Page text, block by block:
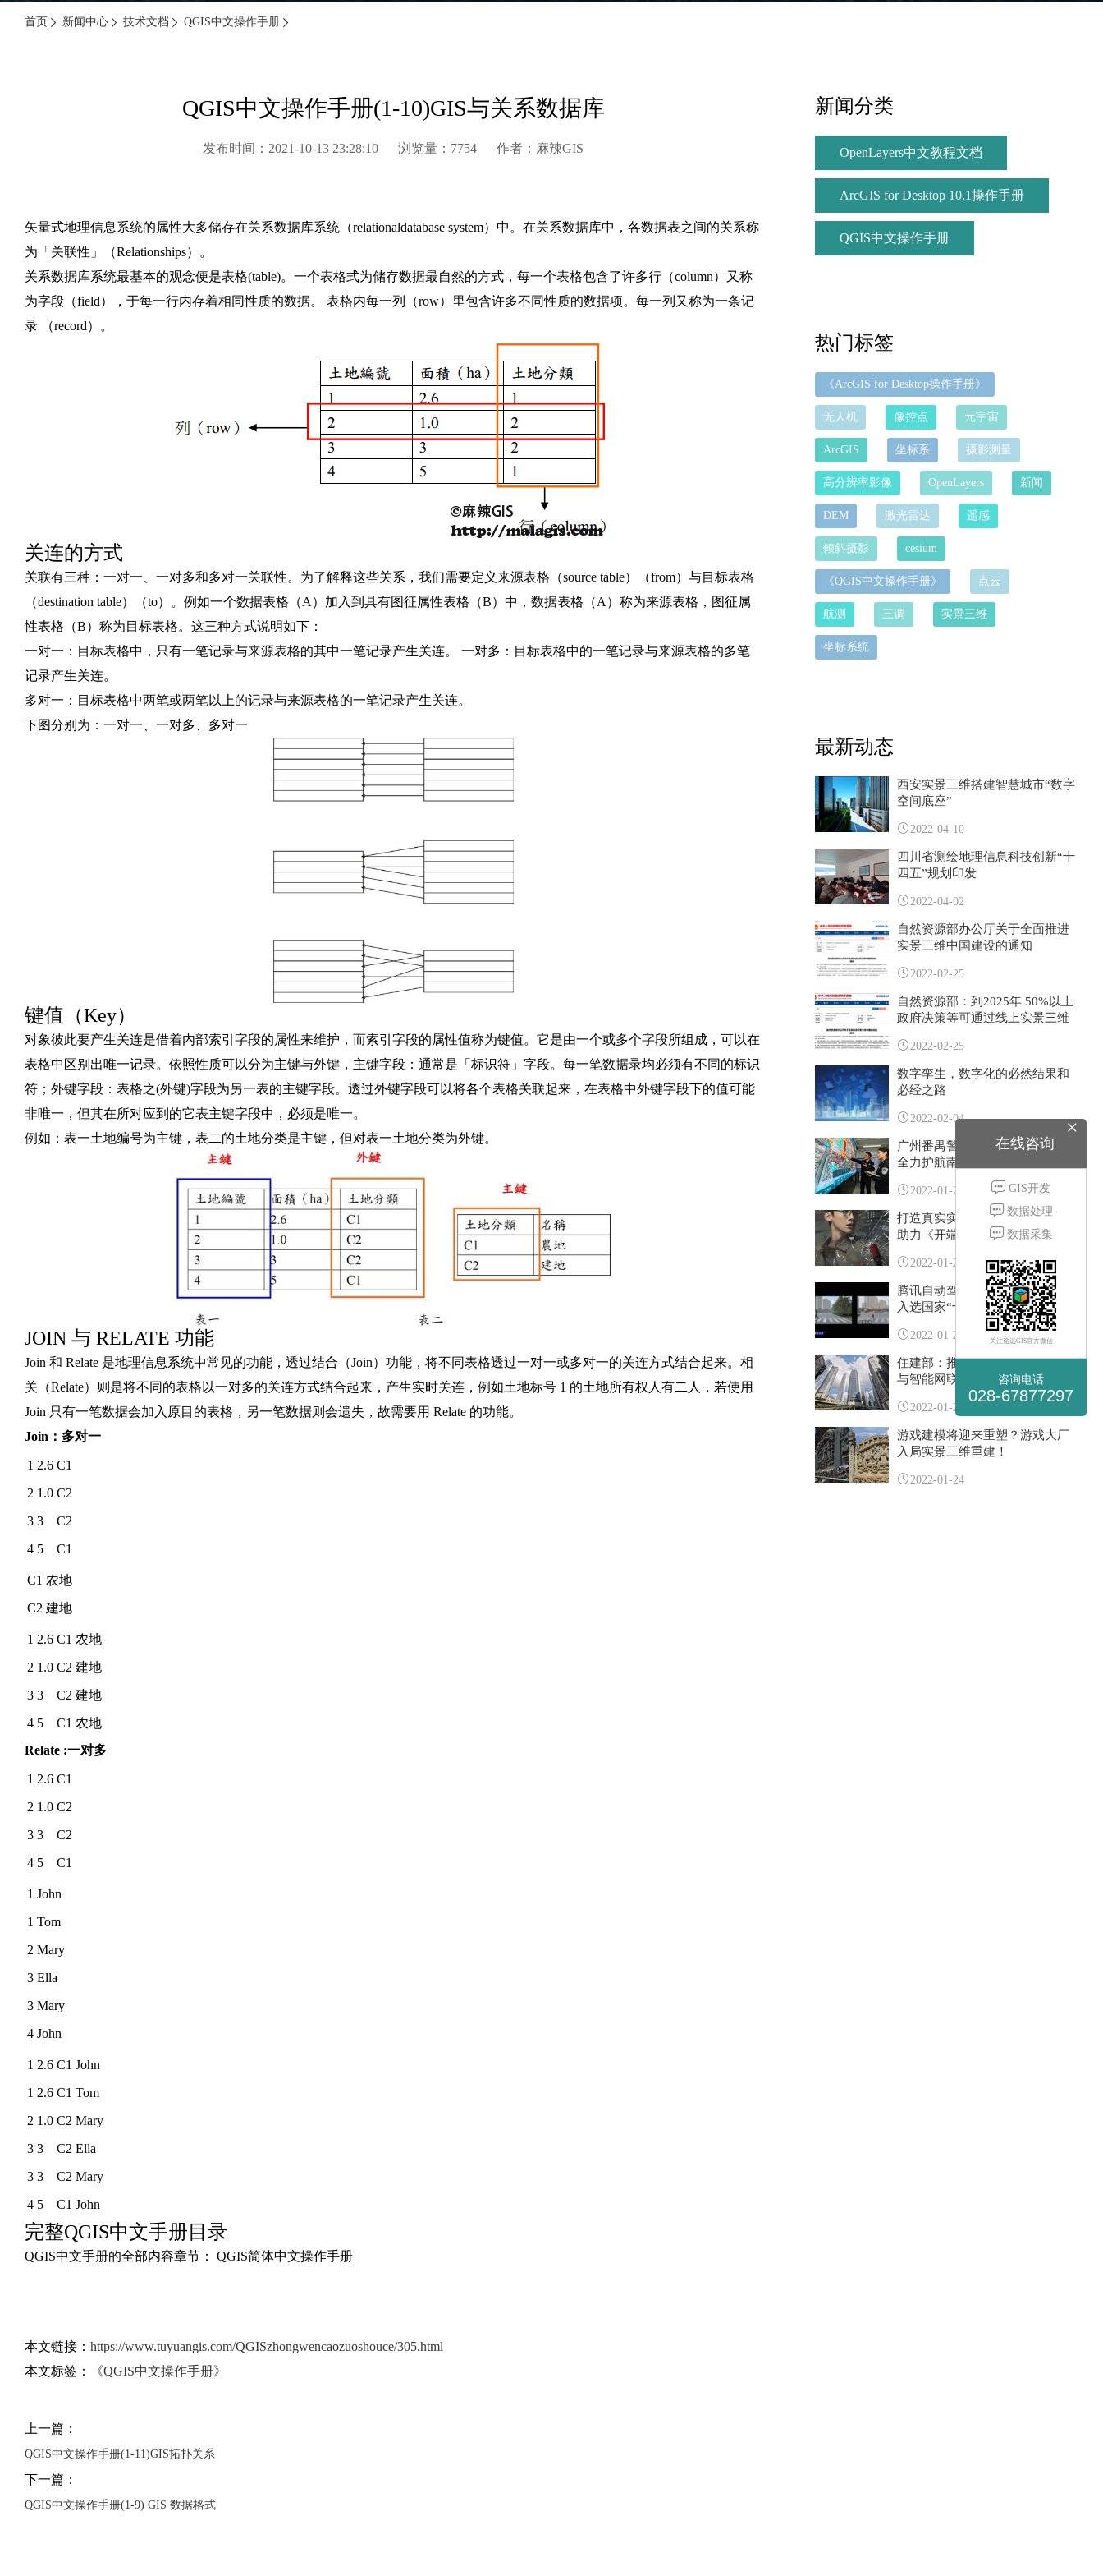
首页 新闻中心 技术文档 QGIS中文操作手册
QGIS中文操作手册(1-10)GIS与关系数据库
发布时间：2021-10-13 23:28:10 浏览量：7754 作者：麻辣GIS
矢量式地理信息系统的属性大多储存在关系数据库系统（relationaldatabase system）中。在关系数据库中，各数据表之间的关系称
为「关联性」（Relationships）。
关系数据库系统最基本的观念便是表格(table)。一个表格式为储存数据最自然的方式，每一个表格包含了许多行（column）又称
为字段（field），于每一行内存着相同性质的数据。 表格内每一列（row）里包含许多不同性质的数据项。每一列又称为一条记
录 （record）。
关连的方式
关联有三种：一对一、一对多和多对一关联性。为了解释这些关系，我们需要定义来源表格（source table）（from）与目标表格
（destination table）（to）。例如一个数据表格（A）加入到具有图征属性表格（B）中，数据表格（A）称为来源表格，图征属
性表格（B）称为目标表格。这三种方式说明如下：
一对一：目标表格中，只有一笔记录与来源表格的其中一笔记录产生关连。 一对多：目标表格中的一笔记录与来源表格的多笔
记录产生关连。
多对一：目标表格中两笔或两笔以上的记录与来源表格的一笔记录产生关连。
下图分别为：一对一、一对多、多对一
键值（Key）
对象彼此要产生关连是借着内部索引字段的属性来维护，而索引字段的属性值称为键值。它是由一个或多个字段所组成，可以在
表格中区别出唯一记录。依照性质可以分为主键与外键，主键字段：通常是「标识符」字段。每一笔数据录均必须有不同的标识
符；外键字段：表格之(外键)字段为另一表的主键字段。透过外键字段可以将各个表格关联起来，在表格中外键字段下的值可能
非唯一，但其在所对应到的它表主键字段中，必须是唯一。
例如：表一土地编号为主键，表二的土地分类是主键，但对表一土地分类为外键。
JOIN 与 RELATE 功能
Join 和 Relate 是地理信息系统中常见的功能，透过结合（Join）功能，将不同表格透过一对一或多对一的关连方式结合起来。相
关（Relate）则是将不同的表格以一对多的关连方式结合起来，产生实时关连，例如土地标号 1 的土地所有权人有二人，若使用
Join 只有一笔数据会加入原目的表格，另一笔数据则会遗失，故需要用 Relate 的功能。
Join：多对一
1 2.6 C1
2 1.0 C2
3 3
C2
4 5 C1
C1 农地
C2 建地
1 2.6 C1 农地
2 1.0 C2 建地
3 3 C2 建地
4 5 C1 农地
Relate :一对多
1 2.6 C1
2 1.0 C2
3 3
C2
4 5 C1
1 John
1 Tom
2 Mary
3 Ella
3 Mary
4 John
1 2.6 C1 John
1 2.6 C1 Tom
2 1.0 C2 Mary
3 3 C2 Ella
3 3 C2 Mary
4 5 C1 John
完整QGIS中文手册目录
QGIS中文手册的全部内容章节： QGIS简体中文操作手册
本文链接： https://www.tuyuangis.com/QGISzhongwencaozuoshouce/305.html
本文标签：
《QGIS中文操作手册》
上一篇：
QGIS中文操作手册(1-11)GIS拓扑关系
下一篇：
QGIS中文操作手册(1-9) GIS 数据格式
新闻分类
OpenLayers中文教程文档
ArcGIS for Desktop 10.1操作手册
QGIS中文操作手册
热门标签
《ArcGIS for Desktop操作手册》
无人机 像控点 元宇宙
ArcGIS 坐标系 摄影测量
高分辨率影像 OpenLayers 新闻
DEM 激光雷达 遥感
倾斜摄影 cesium
《QGIS中文操作手册》 点云
航测 三调 实景三维
坐标系统
最新动态
西安实景三维搭建智慧城市“数字
空间底座”
2022-04-10
四川省测绘地理信息科技创新“十
四五”规划印发
2022-04-02
自然资源部办公厅关于全面推进
实景三维中国建设的通知
2022-02-25
自然资源部：到2025年 50%以上
政府决策等可通过线上实景三维
2022-02-25
数字孪生，数字化的必然结果和
必经之路
2022-02-04
广州番禺警方运用实景三维技术
全力护航南站旅客返乡路
2022-01-28
打造真实实景三维场景，顺网雲
助力《开端》爆火
2022-01-27
腾讯自动驾驶数字孪生仿真平台
入选国家“十四五”重点研发计划
2022-01-26
住建部：推进智慧城市基础设施
与智能网联汽车协同发展
2022-01-25
游戏建模将迎来重塑？游戏大厂
入局实景三维重建！
2022-01-24
在线咨询
GIS开发
数据处理
数据采集
关注途远GIS官方微信
咨询电话
028-67877297
×